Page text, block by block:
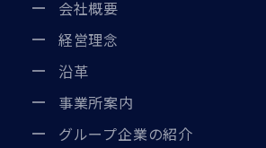
会社概要
経営理念
沿革
事業所案内
グループ企業の紹介